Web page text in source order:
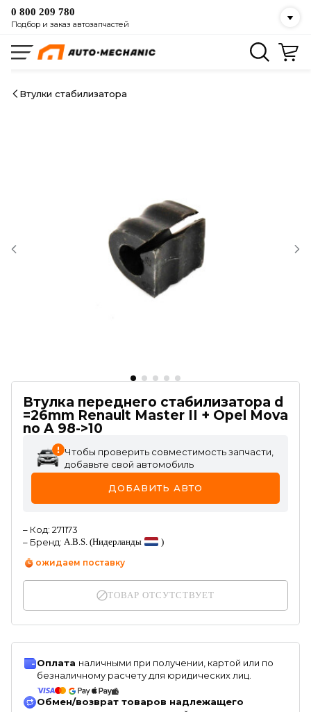
0 800 209 780
Подбор и заказ автозапчастей
Втулки стабилизатора
Втулка переднего стабилизатора d
=26mm Renault Master II + Opel Mova
no A 98->10
Чтобы проверить совместимость запчасти,
добавьте свой автомобиль
ДОБАВИТЬ АВТО
– Код: 271173
– Бренд: A.B.S. (Нидерланды
)
ожидаем поставку
ТОВАР ОТСУТСТВУЕТ
Оплата наличными при получении, картой или по
безналичному расчету для юридических лиц.
Обмен/возврат товаров надлежащего